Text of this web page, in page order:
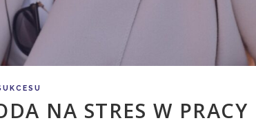
NA STRES W PRACY